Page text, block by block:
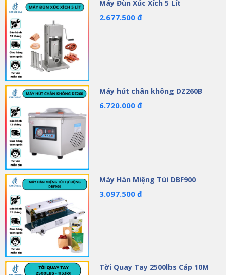
Máy Đùn Xúc Xích 5 Lít
2.677.500 đ
Máy hút chân không DZ260B
6.720.000 đ
Máy Hàn Miệng Túi DBF900
3.097.500 đ
Tời Quay Tay 2500lbs Cáp 10M